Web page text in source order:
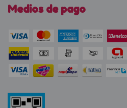
Medios de pago